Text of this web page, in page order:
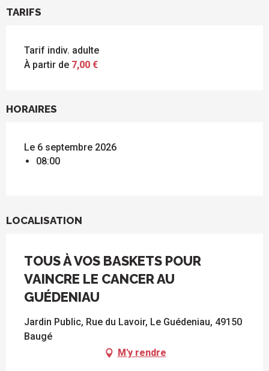
TARIFS
Tarif indiv. adulte
À partir de 7,00 €
HORAIRES
Le 6 septembre 2026
08:00
LOCALISATION
TOUS À VOS BASKETS POUR
VAINCRE LE CANCER AU
GUÉDENIAU
Jardin Public, Rue du Lavoir, Le Guédeniau, 49150
Baugé
M'y rendre